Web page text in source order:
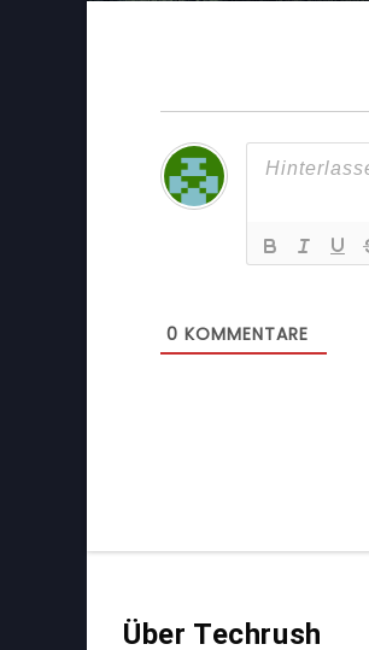
0 KOMMENTARE
Über Techrush